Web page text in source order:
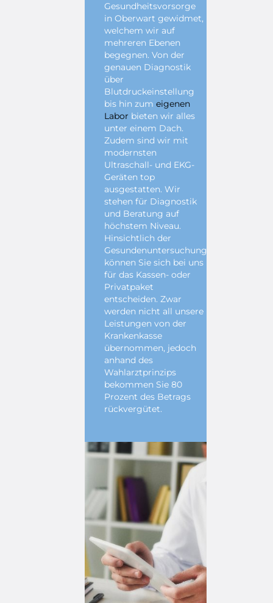
Gesundheitsvorsorge
in Oberwart gewidmet,
welchem wir auf
mehreren Ebenen
begegnen. Von der
genauen Diagnostik
über
Blutdruckeinstellung
bis hin zum eigenen
Labor bieten wir alles
unter einem Dach.
Zudem sind wir mit
modernsten
Ultraschall- und EKG-
Geräten top
ausgestatten. Wir
stehen für Diagnostik
und Beratung auf
höchstem Niveau.
Hinsichtlich der
Gesundenuntersuchung
können Sie sich bei uns
für das Kassen- oder
Privatpaket
entscheiden. Zwar
werden nicht all unsere
Leistungen von der
Krankenkasse
übernommen, jedoch
anhand des
Wahlarztprinzips
bekommen Sie 80
Prozent des Betrags
rückvergütet.